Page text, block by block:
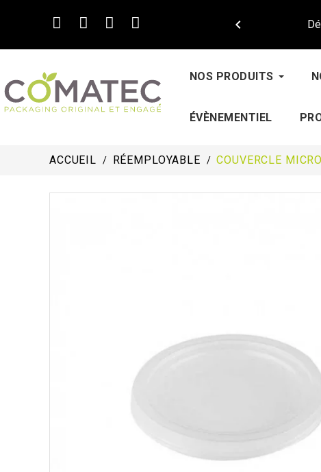

NOS PRODUITS
ÉVÈNEMENTIEL
ACCUEIL RÉEMPLOYABLE COUVERCLE